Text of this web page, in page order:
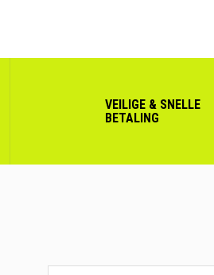
VEILIGE & SNELLE
BETALING